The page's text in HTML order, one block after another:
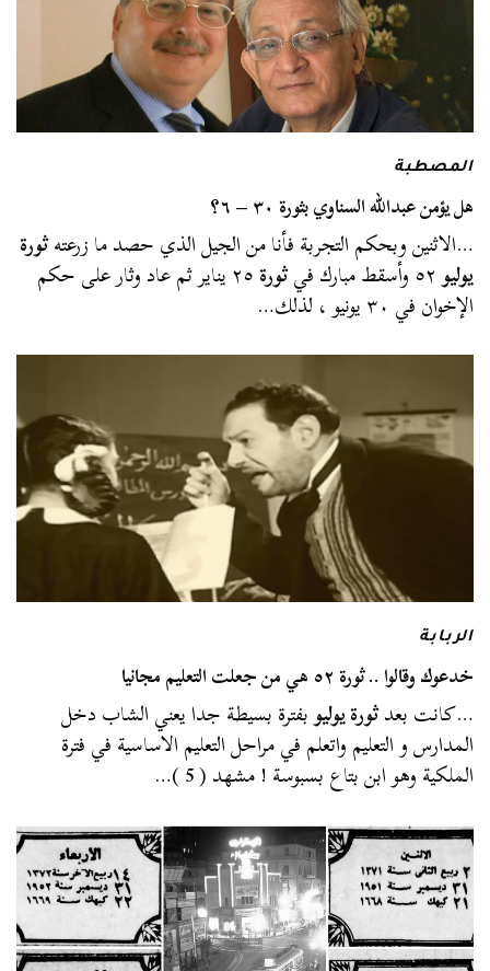
المصطبة
هل يؤمن عبدالله السناوي بثورة ٣٠ – ٦؟
…الاثنين وبحكم التجربة فأنا من الجيل الذي حصد ما زرعتهثورة
يوليو٥٢ وأسقط مبارك في ثورة ٢٥ يناير ثم عاد وثار على حكم
الإخوان في ٣٠ يونيو ، لذلك…
الربابة
خدعوك وقالوا .. ثورة ٥٢ هي من جعلت التعليم مجانيا
…كانت بعدثورة يوليوبفترة بسيطة جدا يعني الشاب دخل
المدارس و التعليم واتعلم في مراحل التعليم الاساسية في فترة
الملكية وهو ابن بتاع بسبوسة ! مشهد ( 5 )…